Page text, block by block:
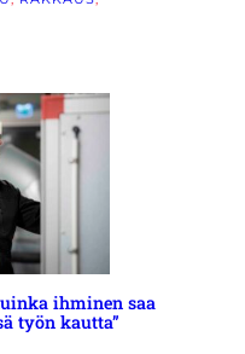
ihminen saa
työn kautta”